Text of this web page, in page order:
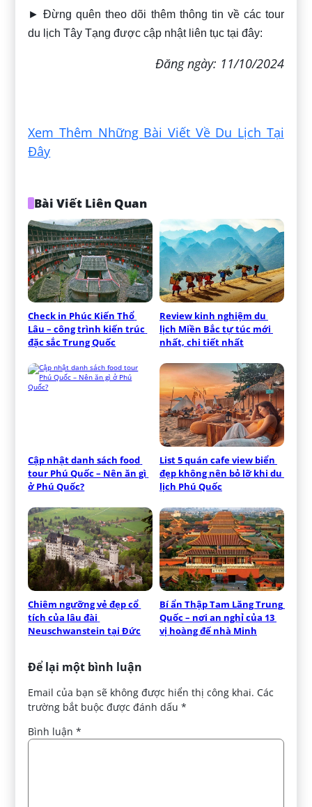
► Đừng quên theo dõi thêm thông tin về các tour
du lịch Tây Tạng được cập nhật liên tục tại đây:
Đăng ngày: 11/10/2024
Xem Thêm Những Bài Viết Về Du Lịch Tại
Đây
Bài Viết Liên Quan
Check in Phúc Kiến Thổ
Lâu – công trình kiến trúc
đặc sắc Trung Quốc
Review kinh nghiệm du
lịch Miền Bắc tự túc mới
nhất, chi tiết nhất
Cập nhật danh sách food
tour Phú Quốc – Nên ăn gì
ở Phú Quốc?
List 5 quán cafe view biển
đẹp không nên bỏ lỡ khi du
lịch Phú Quốc
Chiêm ngưỡng vẻ đẹp cổ
tích của lâu đài
Neuschwanstein tại Đức
Bí ẩn Thập Tam Lăng Trung
Quốc – nơi an nghỉ của 13
vị hoàng đế nhà Minh
Để lại một bình luận
Email của bạn sẽ không được hiển thị công khai. Các
trường bắt buộc được đánh dấu*
Bình luận*